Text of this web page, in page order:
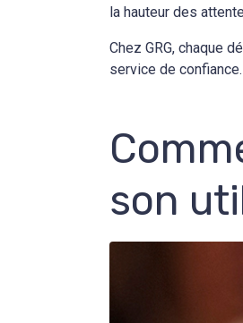
la hauteur des
Chez GRG, chaque
service de confiance.
son